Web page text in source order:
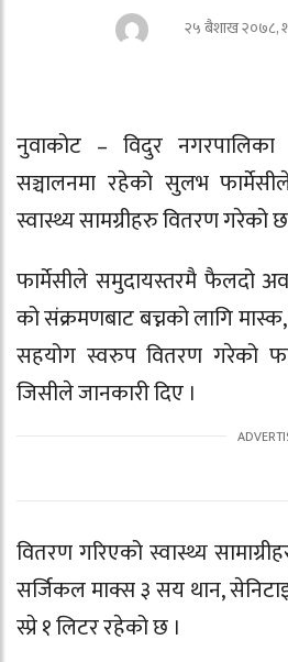
२५ बैशाख २०७८,
नुवाकोट – विदुर नगरपालिका
सञ्चालनमा रहेको सुलभ
स्वास्थ्य सामग्रीहरु वितरण गरेको
फार्मेसीले समुदायस्तरमै फैलदो
को संक्रमणबाट बच्नको लागि
सहयोग स्वरुप वितरण गरेको
जिसीले जानकारी दिए ।
वितरण गरिएको स्वास्थ्य
सर्जिकल माक्स ३ सय थान,
स्प्रे १ लिटर रहेको छ ।